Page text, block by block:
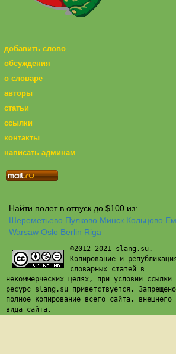
добавить слово
обсуждения
о словаре
авторы
статьи
ссылки
контакты
написать админам
Найти полет в отпуск до $100 из:
Шереметьево Пулково Минск Кольцово
Warsaw Oslo Berlin Riga
©2012-2021 slang.su.
Копирование и
словарных статей в
некоммерческих целях, при условии ссылки
ресурс slang.su приветствуется. Запрещено
полное копирование всего сайта, внешнего
вида сайта.